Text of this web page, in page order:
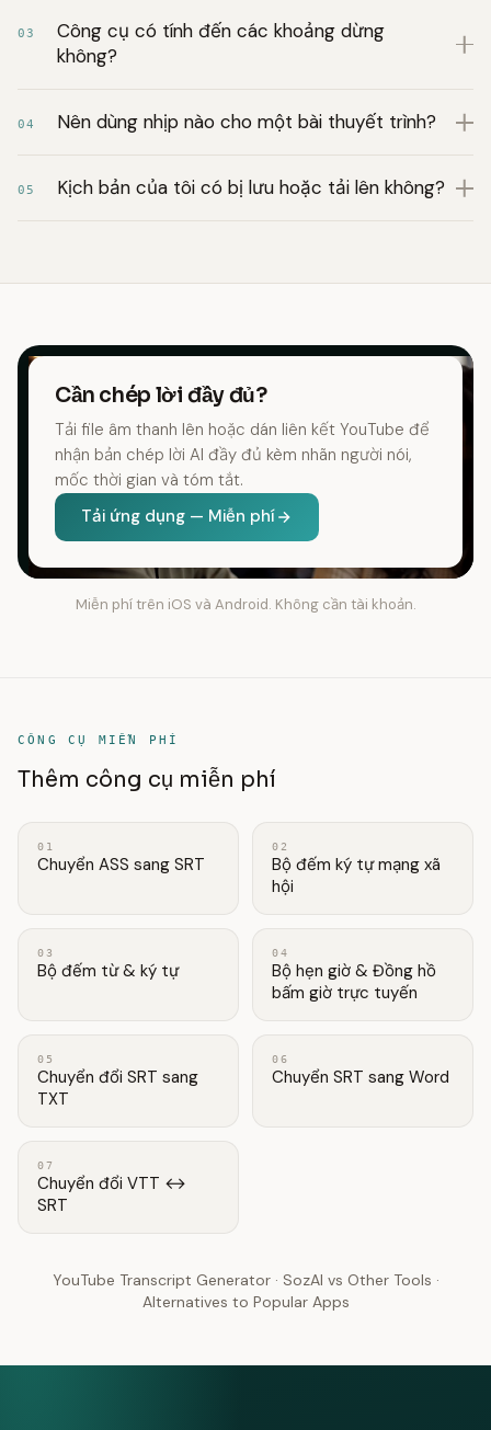
03
Công cụ có tính đến các khoảng dừng
không?
04 Nên dùng nhịp nào cho một bài thuyết trình?
05 Kịch bản của tôi có bị lưu hoặc tải lên không?
Cần chép lời đầy đủ?
Tải file âm thanh lên hoặc dán liên kết YouTube để
nhận bản chép lời AI đầy đủ kèm nhãn người nói,
mốc thời gian và tóm tắt.
Tải ứng dụng — Miễn phí
Miễn phí trên iOS và Android. Không cần tài khoản.
CÔNG CỤ MIỄN PHÍ
Thêm công cụ miễn phí
01
Chuyển ASS sang SRT
02
Bộ đếm ký tự mạng xã
hội
03
Bộ đếm từ & ký tự
04
Bộ hẹn giờ & Đồng hồ
bấm giờ trực tuyến
05
Chuyển đổi SRT sang
TXT
06
Chuyển SRT sang Word
07
Chuyển đổi VTT ↔
SRT
YouTube Transcript Generator· SozAI vs Other Tools ·
Alternatives to Popular Apps